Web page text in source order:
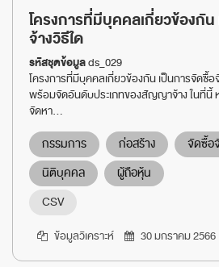
โครงการที่มีบุคคลเกี่ยวข้องกั
จ้างวิธีใด
รหัสชุดข้อมูลds_029
โครงการที่มีบุคคลเกี่ยวข้องกัน เป็นการจัดซื้อ
พร้อมจัดอันดับประเภทของสัญญาจ้าง ในที่นี้
จัดหา...
กรรมการ ก่อสร้าง
จัดซื้อ
นิติบุคคล
ผู้ถือหุ้น
CSV
ข้อมูลวิเคราะห์ 30 มกราคม 2566